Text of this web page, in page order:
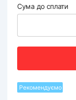
Сума до сплати
Рекомендуємо